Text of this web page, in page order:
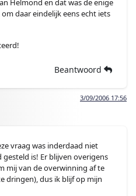
Helmond en dat was de enige
daar eindelijk eens echt iets
Beantwoord
3/09/2006 17:56
vraag was inderdaad niet
is! Er blijven overigens
mij van de overwinning af te
dringen), dus ik blijf op mijn